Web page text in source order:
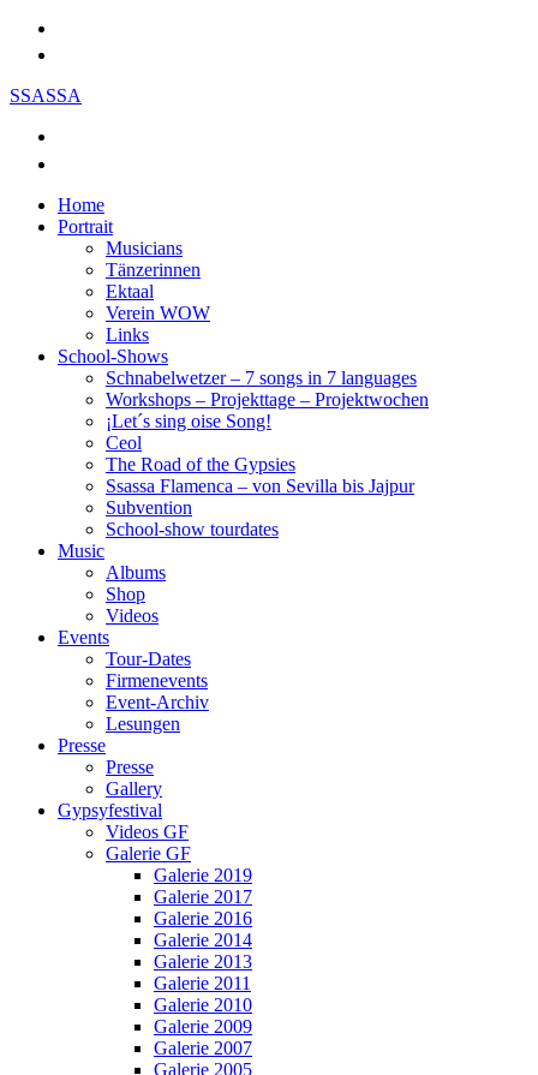
SSASSA
Home
Portrait
Musicians
Tänzerinnen
Ektaal
Verein WOW
Links
School-Shows
Schnabelwetzer – 7 songs in 7 languages
Workshops – Projekttage – Projektwochen
¡Let´s sing oise Song!
Ceol
The Road of the Gypsies
Ssassa Flamenca – von Sevilla bis Jajpur
Subvention
School-show tourdates
Music
Albums
Shop
Videos
Events
Tour-Dates
Firmenevents
Event-Archiv
Lesungen
Presse
Presse
Gallery
Gypsyfestival
Videos GF
Galerie GF
Galerie 2019
Galerie 2017
Galerie 2016
Galerie 2014
Galerie 2013
Galerie 2011
Galerie 2010
Galerie 2009
Galerie 2007
Galerie 2005